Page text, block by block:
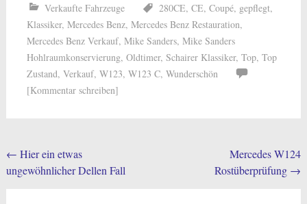
Verkaufte Fahrzeuge 280CE, CE, Coupé, gepflegt,
Klassiker, Mercedes Benz, Mercedes Benz Restauration,
Mercedes Benz Verkauf, Mike Sanders, Mike Sanders
Hohlraumkonservierung, Oldtimer, Schairer Klassiker, Top, Top
Zustand, Verkauf, W123, W123 C, Wunderschön
[Kommentar schreiben]
Post
navigation
← Hier ein etwas
ungewöhnlicher Dellen Fall
Mercedes W124
Rostüberprüfung →